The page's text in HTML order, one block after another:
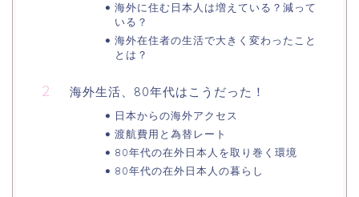
海外に住む日本人は増えている？減って
いる？
海外在住者の生活で大きく変わったこと
とは？
海外生活、80年代はこうだった！
日本からの海外アクセス
渡航費用と為替レート
80年代の在外日本人を取り巻く環境
80年代の在外日本人の暮らし